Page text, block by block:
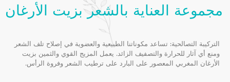
مجموعة العناية بالشعر بزيت الأرغان
التركيبة التصالحية: تساعد مكوناتنا الطبيعية والعضوية في إصلاح تلف الشعر
ومنع أي آثار للحرارة والتصفيف الزائد. يعمل المزيج القوي والثمين بزيت
الأرغان المغربي المعصور على البارد على ترطيب الشعر وفروة الرأس.